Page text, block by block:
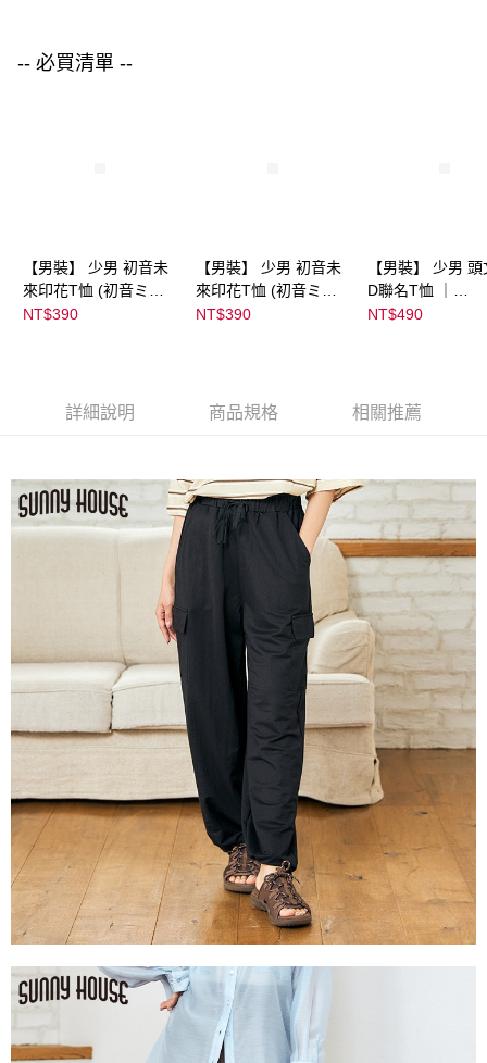
每筆NT$80，滿NT$1,500(含以上)免運費
-- 必買清單 --
【男裝】 少男 初音未
來印花T恤 (初音ミク)
｜
NT$390
【男裝】 少男 初音未
來印花T恤 (初音ミク)
｜
NT$390
【男裝】 少男
D聯名T恤 ｜
NT$490
詳細說明 商品規格 相關推薦